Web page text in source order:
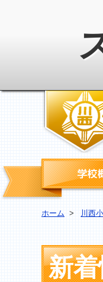
ホーム > 川西
新